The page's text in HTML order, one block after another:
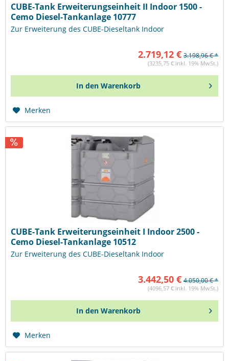
CUBE-Tank Erweiterungseinheit II Indoor 1500 -
Cemo Diesel-Tankanlage 10777
Zur Erweiterung des CUBE-Dieseltank Indoor
2.719,12 € 3.198,96 € *
(3235,75 € inkl. 19% MwSt.)
In den Warenkorb
Merken
CUBE-Tank Erweiterungseinheit I Indoor 2500 -
Cemo Diesel-Tankanlage 10512
Zur Erweiterung des CUBE-Dieseltank Indoor
3.442,50 € 4.050,00 € *
(4096,57 € inkl. 19% MwSt.)
In den Warenkorb
Merken